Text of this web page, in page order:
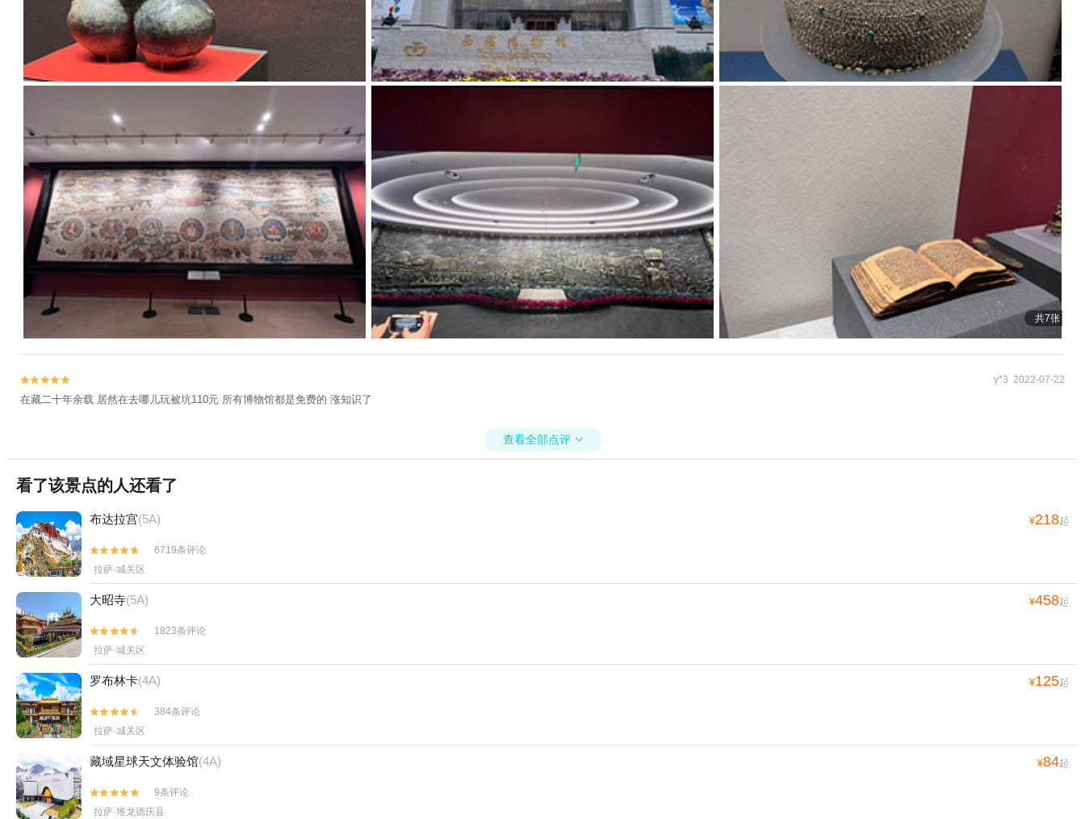
共7张

 y*3 2022-07-22
在藏二十年余载 居然在去哪儿玩被坑110元 所有博物馆都是免费的 涨知识了
查看全部点评 
看了该景点的人还看了
布达拉宫(5A) ¥218起


6719条评论
拉萨·城关区
大昭寺(5A) ¥458起


1823条评论
拉萨·城关区
罗布林卡(4A) ¥125起


384条评论
拉萨·城关区
藏域星球天文体验馆(4A) ¥84起


9条评论
拉萨·堆龙德庆县